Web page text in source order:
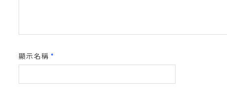
顯示名稱 *